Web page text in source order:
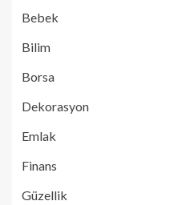
Bebek
Bilim
Borsa
Dekorasyon
Emlak
Finans
Güzellik